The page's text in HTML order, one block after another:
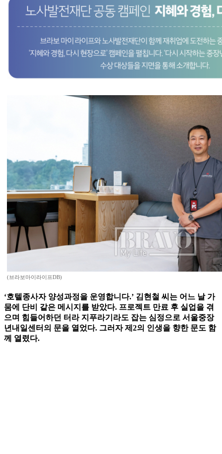
(브라보마이라이프DB)
‘호텔종사자 양성과정을 운영합니다.’ 김현철 씨는 어느 날 가
뭄에 단비 같은 메시지를 받았다. 프로젝트 만료 후 실업을 겪
으며 힘들어하던 터라 지푸라기라도 잡는 심정으로 서울중장
년내일센터의 문을 열었다. 그러자 제2의 인생을 향한 문도 함
께 열렸다.